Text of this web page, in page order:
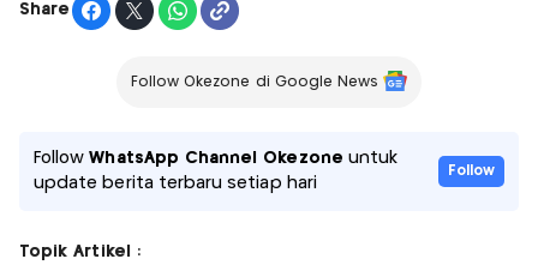
Share
Follow Okezone di Google News
FollowWhatsApp Channel Okezone untuk
update berita terbaru setiap hari
Follow
Topik Artikel :